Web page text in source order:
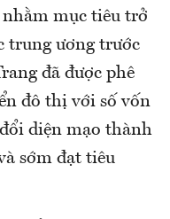
mục tiêu trở
trung ương trước
đã được phê
đô thị với số vốn
diện mạo thành
sớm đạt tiêu